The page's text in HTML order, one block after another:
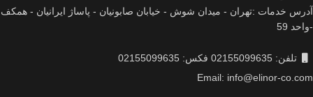
آدرس خدمات :تهران - میدان شوش - خیابان صابونیان - پاساژ ایرانیان - همکف
-واحد 59
تلفن: 02155099635 فکس: 02155099635
Email: info@elinor-co.com